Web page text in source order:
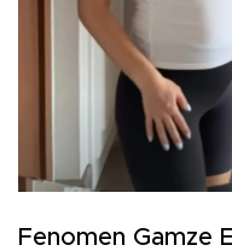
Fenomen Gamze